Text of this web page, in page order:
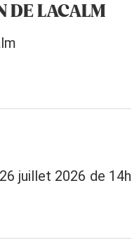
DE LACALM
juillet 2026 de 14h